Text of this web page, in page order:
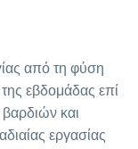
από τη φύση
εβδομάδας επί
και
εργασίας